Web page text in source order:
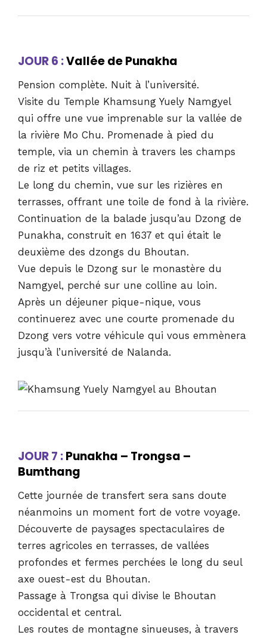
JOUR 6 :Vallée de Punakha
Pension complète. Nuit à l’université.
Visite du Temple Khamsung Yuely Namgyel
qui offre une vue imprenable sur la vallée de
la rivière Mo Chu. Promenade à pied du
temple, via un chemin à travers les champs
de riz et petits villages.
Le long du chemin, vue sur les rizières en
terrasses, offrant une toile de fond à la rivière.
Continuation de la balade jusqu’au Dzong de
Punakha, construit en 1637 et qui était le
deuxième des dzongs du Bhoutan.
Vue depuis le Dzong sur le monastère du
Namgyel, perché sur une colline au loin.
Après un déjeuner pique-nique, vous
continuerez avec une courte promenade du
Dzong vers votre véhicule qui vous emmènera
jusqu’à l’université de Nalanda.
JOUR 7 :Punakha – Trongsa –
Bumthang
Cette journée de transfert sera sans doute
néanmoins un moment fort de votre voyage.
Découverte de paysages spectaculaires de
terres agricoles en terrasses, de vallées
profondes et fermes perchées le long du seul
axe ouest-est du Bhoutan.
Passage à Trongsa qui divise le Bhoutan
occidental et central.
Les routes de montagne sinueuses, à travers